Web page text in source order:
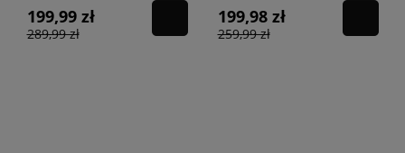
199,99 zł
289,99 zł
199,98 zł
259,99 zł